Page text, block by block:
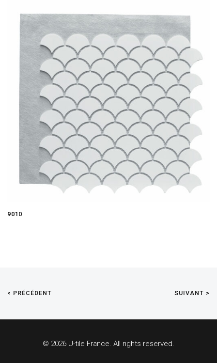
9010
< PRÉCÉDENT SUIVANT >
© 2026 U-tile France. All rights reserved.